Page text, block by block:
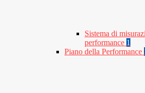
Sistema di
performance 1
Piano della Performance